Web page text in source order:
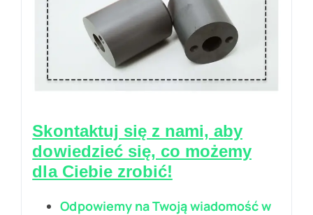
Skontaktuj się z nami, aby
dowiedzieć się, co możemy
dla Ciebie zrobić!
Odpowiemy na Twoją wiadomość w